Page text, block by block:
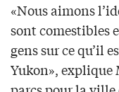
«Nous aimons
sont comestibles
gens sur ce qu’il
Yukon», explique